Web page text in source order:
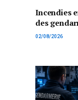
Incendies
des
02/08/2026